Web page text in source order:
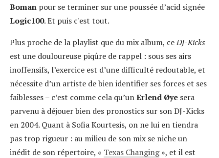
Boman pour se terminer sur une poussée d’acid signée
Logic100. Et puis c'est tout.
Plus proche de la playlist que du mix album, ceDJ-Kicks
est une douloureuse piqûre de rappel : sous ses airs
inoffensifs, l’exercice est d’une difficulté redoutable, et
nécessite d’un artiste de bien identifier ses forces et ses
faiblesses – c’est comme cela qu’unErlend Øye sera
parvenu à déjouer bien des pronostics sur son DJ-Kicks
en 2004. Quant à Sofia Kourtesis, on ne lui en tiendra
pas trop rigueur : au milieu de son mix se niche un
inédit de son répertoire, « Texas Changing», et il est